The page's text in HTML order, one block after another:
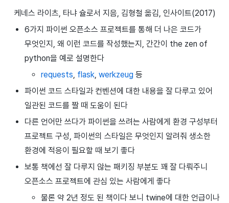
케네스 라이츠, 타냐 슐로서 지음, 김형철 옮김, 인사이트(2017)
6가지 파이썬 오픈소스 프로젝트를 통해 더 나은 코드가
무엇인지, 왜 이런 코드를 작성했는지, 간간이 the zen of
python을 예로 설명한다
requests, flask, werkzeug 등
파이썬 코드 스타일과 컨벤션에 대한 내용을 잘 다루고 있어
일관된 코드를 짤 때 도움이 된다
다른 언어만 쓰다가 파이썬을 쓰려는 사람에게 환경 구성부터
프로젝트 구성, 파이썬의 스타일은 무엇인지 알려줘 생소한
환경에 적응이 필요할 때 보기 좋다
보통 책에선 잘 다루지 않는 패키징 부분도 꽤 잘 다뤄주니
오픈소스 프로젝트에 관심 있는 사람에게 좋다
물론 약 2년 정도 된 책이다 보니 twine에 대한 언급이나